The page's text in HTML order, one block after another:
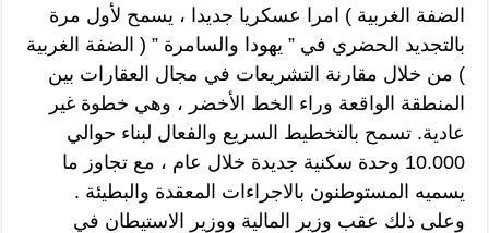
الضفة الغربية ) امرا عسكريا جديدا ، يسمح لأول مرة
بالتجديد الحضري في ” يهودا والسامرة ” ( الضفة الغربية
) من خلال مقارنة التشريعات في مجال العقارات بين
المنطقة الواقعة وراء الخط الأخضر ، وهي خطوة غير
عادية. تسمح بالتخطيط السريع والفعال لبناء حوالي
10.000 وحدة سكنية جديدة خلال عام ، مع تجاوز ما
يسميه المستوطنون بالاجراءات المعقدة والبطيئة .
وعلى ذلك عقب وزير المالية ووزير الاستيطان في